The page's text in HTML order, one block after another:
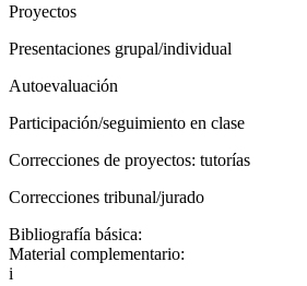
Proyectos
Presentaciones grupal/individual
Autoevaluación
Participación/seguimiento en clase
Correcciones de proyectos: tutorías
Correcciones tribunal/jurado
Bibliografía básica:
Material complementario:
i